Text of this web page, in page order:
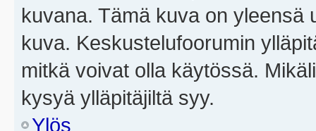
kuvana. Tämä kuva on yleensä
kuva. Keskustelufoorumin
mitkä voivat olla käytössä.
kysyä ylläpitäjiltä syy.
Ylös